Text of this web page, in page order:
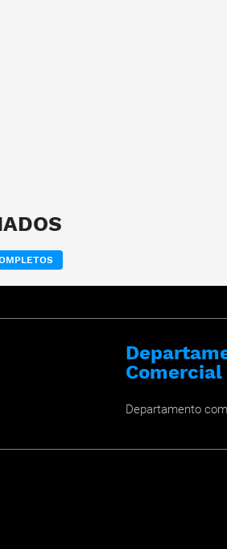
Comercial
Departamento